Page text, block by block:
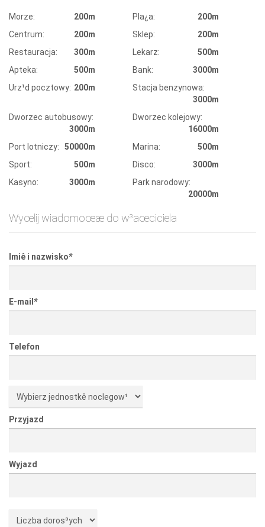
Morze: 200m Pla¿a:
200m
Centrum:
200m Sklep:
200m
Restauracja:
300m Lekarz:
500m
Apteka:
500m Bank:
3000m
Urz¹d pocztowy: 200m
Stacja benzynowa:
3000m
Dworzec autobusowy:
3000m
Dworzec kolejowy:
16000m
Port lotniczy:
50000m Marina:
500m
Sport:
500m Disco:
3000m
Kasyno:
3000m
Park narodowy:
20000m
Wyœlij wiadomoœæ do w³aœciciela
Imiê i nazwisko*
E-mail *
Telefon
Przyjazd
Wyjazd